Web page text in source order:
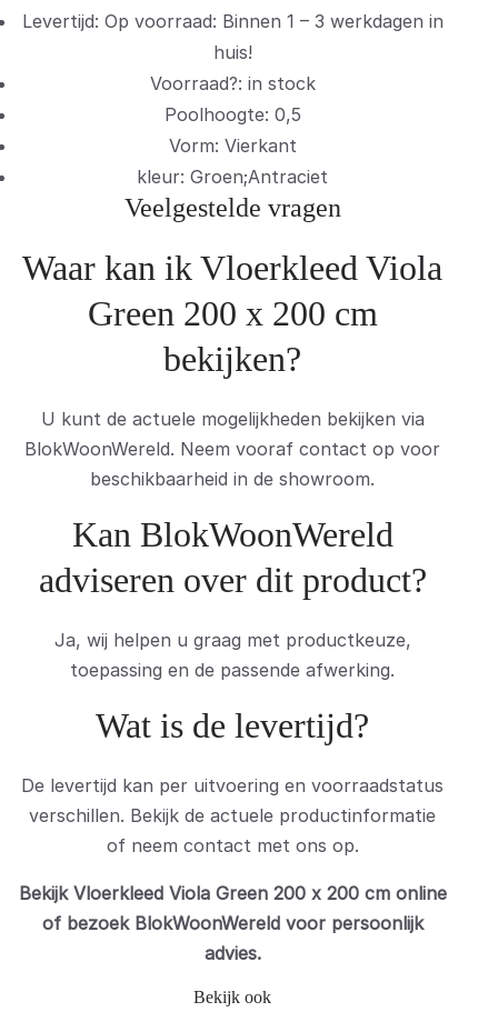
Levertijd: Op voorraad: Binnen 1 – 3 werkdagen in
huis!
Voorraad?: in stock
Poolhoogte: 0,5
Vorm: Vierkant
kleur: Groen;Antraciet
Veelgestelde vragen
Waar kan ik Vloerkleed Viola
Green 200 x 200 cm
bekijken?
U kunt de actuele mogelijkheden bekijken via
BlokWoonWereld. Neem vooraf contact op voor
beschikbaarheid in de showroom.
Kan BlokWoonWereld
adviseren over dit product?
Ja, wij helpen u graag met productkeuze,
toepassing en de passende afwerking.
Wat is de levertijd?
De levertijd kan per uitvoering en voorraadstatus
verschillen. Bekijk de actuele productinformatie
of neem contact met ons op.
Bekijk Vloerkleed Viola Green 200 x 200 cm online
of bezoek BlokWoonWereld voor persoonlijk
advies.
Bekijk ook